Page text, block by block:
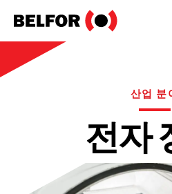
content
채용정보
산업 분
전자